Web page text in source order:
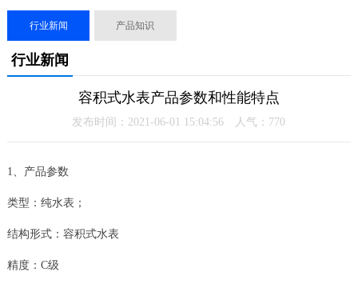
行业新闻 产品知识
行业新闻
容积式水表产品参数和性能特点
发布时间：2021-06-01 15:04:56 人气： 770
1、产品参数
类型：纯水表；
结构形式：容积式水表
精度：C级